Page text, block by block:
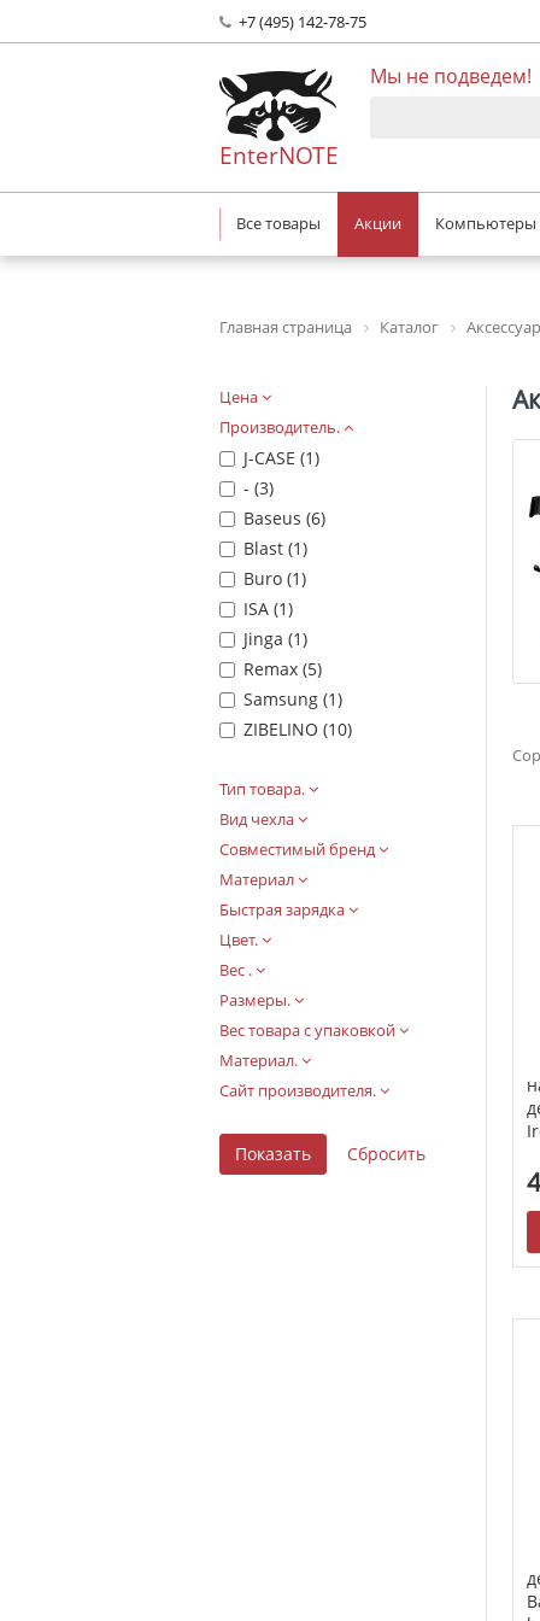
+7 (495) 142-78-75
EnterNOTE
Мы не подведем!
Все товары Акции Компьютеры
Главная страница Каталог
Цена
Производитель.
J-CASE (1)
- (3)
Baseus (6)
Blast (1)
Buro (1)
ISA (1)
Jinga (1)
Remax (5)
Samsung (1)
ZIBELINO (10)
Тип товара.
Вид чехла
Совместимый бренд
Материал
Быстрая зарядка
Цвет.
Вес .
Размеры.
Вес товара с упаковкой
Материал.
Сайт производителя.